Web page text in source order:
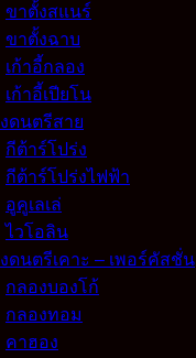
ขาตั้งสแนร์
ขาตั้งฉาบ
เก้าอี้กลอง
เก้าอี้เปียโน
ดนตรีสาย
กีต้าร์โปร่ง
กีต้าร์โปร่งไฟฟ้า
อูคูเลเล่
ไวโอลิน
ดนตรีเคาะ – เพอร์คัสชั่น
กลองบองโก้
กลองทอม
คาฮอง